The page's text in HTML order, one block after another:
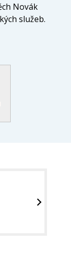
Novák
služeb.
zkoušky
- od
uzavření